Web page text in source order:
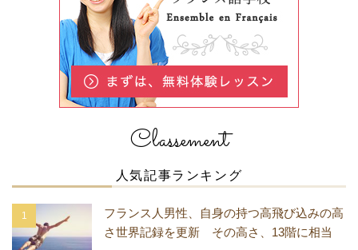
Classement
人気記事ランキング
フランス人男性、自身の持つ高飛び込みの高
さ世界記録を更新 その高さ、13階に相当